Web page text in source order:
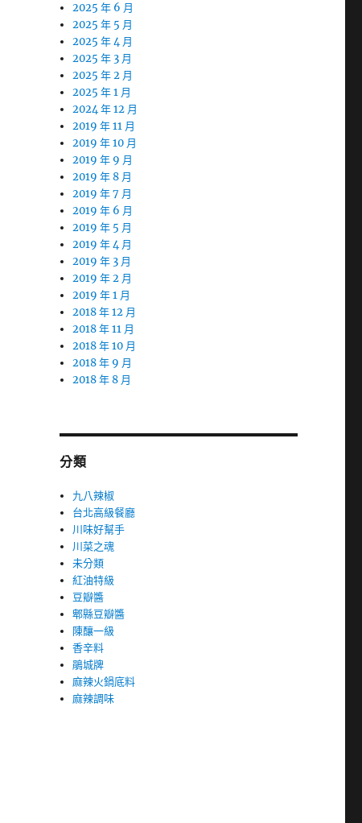
2025 年 6 月
2025 年 5 月
2025 年 4 月
2025 年 3 月
2025 年 2 月
2025 年 1 月
2024 年 12 月
2019 年 11 月
2019 年 10 月
2019 年 9 月
2019 年 8 月
2019 年 7 月
2019 年 6 月
2019 年 5 月
2019 年 4 月
2019 年 3 月
2019 年 2 月
2019 年 1 月
2018 年 12 月
2018 年 11 月
2018 年 10 月
2018 年 9 月
2018 年 8 月
分類
九八辣椒
台北高級餐廳
川味好幫手
川菜之魂
未分類
紅油特級
豆瓣醬
郫縣豆瓣醬
陳釀一級
香辛料
鵑城牌
麻辣火鍋底料
麻辣調味